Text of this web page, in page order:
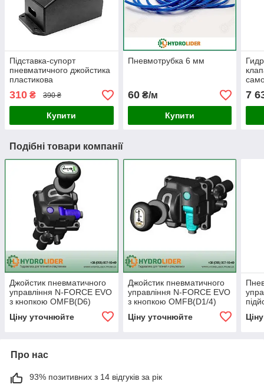
Підставка-супорт
пневматичного джойстика
пластикова
310 ₴ 390 ₴
Купити
Пневмотрубка 6 мм
60₴/м
Купити
7
Подібні товари компанії
Джойстик пневматичного
управління N-FORCE EVO
з кнопкою OMFB(D6)
Ціну уточнюйте
Джойстик пневматичного
управління N-FORCE EVO
з кнопкою OMFB(D1/4)
Ціну уточнюйте
Про нас
93% позитивних з 14 відгуків за рік